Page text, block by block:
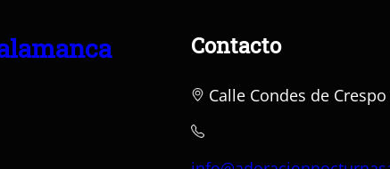
Contacto
Calle Condes de